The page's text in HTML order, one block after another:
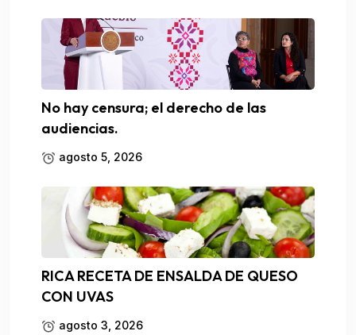
No hay censura; el derecho de las
audiencias.
agosto 5, 2026
RICA RECETA DE ENSALDA DE QUESO
CON UVAS
agosto 3, 2026